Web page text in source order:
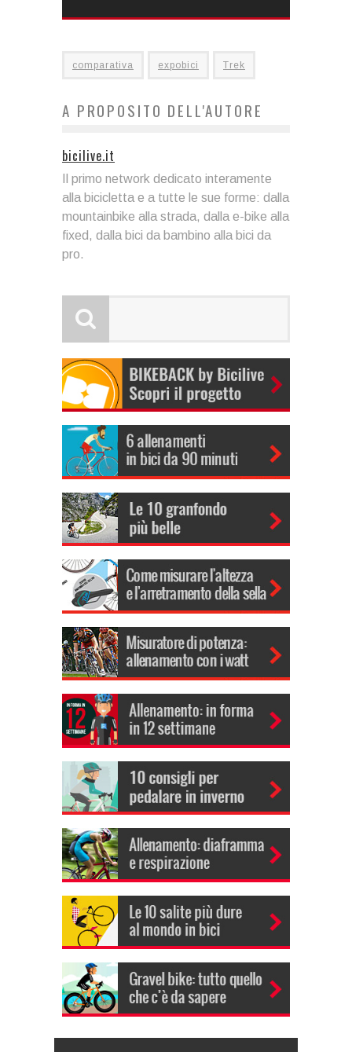
comparativa expobici Trek
A PROPOSITO DELL'AUTORE
bicilive.it
Il primo network dedicato interamente
alla bicicletta e a tutte le sue forme: dalla
mountainbike alla strada, dalla e-bike alla
fixed, dalla bici da bambino alla bici da
pro.